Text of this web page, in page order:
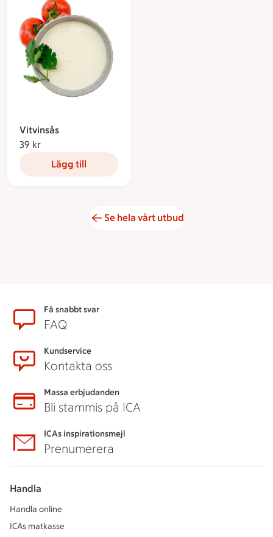
Vitvinsås
39 kr
Lägg till
Se hela vårt utbud
SidfotFå snabbt svar
FAQ
Kundservice
Kontakta oss
Massa erbjudanden
Bli stammis på ICA
ICAs inspirationsmejl
Prenumerera
Handla
Handla online
ICAs matkasse